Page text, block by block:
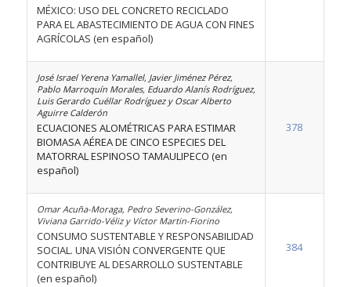
MÉXICO: USO DEL CONCRETO RECICLADO
PARA EL ABASTECIMIENTO DE AGUA CON FINES
AGRÍCOLAS (en español)
José Israel Yerena Yamallel, Javier Jiménez Pérez,
Pablo Marroquín Morales, Eduardo Alanís Rodríguez,
Luis Gerardo Cuéllar Rodríguez y Oscar Alberto
Aguirre Calderón
ECUACIONES ALOMÉTRICAS PARA ESTIMAR
BIOMASA AÉREA DE CINCO ESPECIES DEL
MATORRAL ESPINOSO TAMAULIPECO (en
español)
378
Omar Acuña-Moraga, Pedro Severino-González,
Viviana Garrido-Véliz y Víctor Martin-Fiorino
CONSUMO SUSTENTABLE Y RESPONSABILIDAD
SOCIAL. UNA VISIÓN CONVERGENTE QUE
CONTRIBUYE AL DESARROLLO SUSTENTABLE
(en español)
384